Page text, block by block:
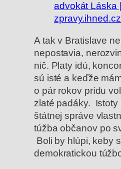
advokát Láska |
A tak v Bratislave
nepostavia,
nič. Platy idú,
sú isté a keďže
o pár rokov prídu
zlaté padáky. Istoty
štátnej správe
túžba občanov po
Boli by hlúpi, keby
demokratickou